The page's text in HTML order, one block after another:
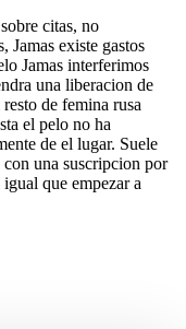
citas, no
Jamas existe gastos
Jamas interferimos
una liberacion de
de femina rusa
el pelo no ha
de el lugar. Suele
con una suscripcion por
que empezar a